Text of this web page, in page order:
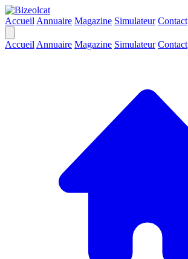
Accueil Annuaire Magazine Simulateur Contact
Accueil Annuaire Magazine Simulateur Contact